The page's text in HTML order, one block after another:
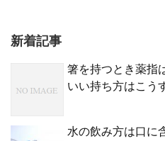
新着記事
箸を持つとき薬指
いい持ち方はこう
水の飲み方は口に